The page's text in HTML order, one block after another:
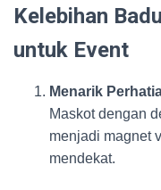
Kelebihan
untuk Event
Menarik
Maskot dengan
menjadi magnet
mendekat.